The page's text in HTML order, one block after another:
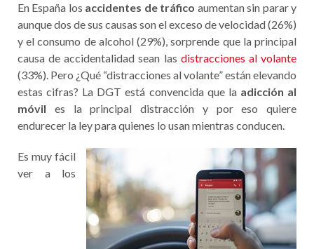
En España los accidentes de tráfico aumentan sin parar y
aunque dos de sus causas son el exceso de velocidad (26%)
y el consumo de alcohol (29%), sorprende que la principal
causa de accidentalidad sean las distracciones al volante
(33%). Pero ¿Qué “distracciones al volante” están elevando
estas cifras? La DGT está convencida que la adicción al
móvil es la principal distracción y por eso quiere
endurecer la ley para quienes lo usan mientras conducen.
Es muy fácil
ver a los